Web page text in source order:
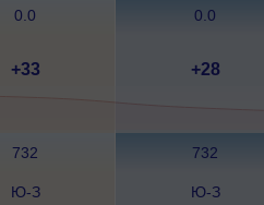
0.0 0.0
+33 +28
732 732
Ю-З
Ю-З